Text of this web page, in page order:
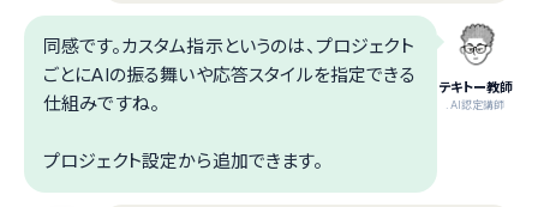
テキトー教師
.AI認定講師
同感です。カスタム指示というのは、プロジェクト
ごとにAIの振る舞いや応答スタイルを指定できる
仕組みですね。
プロジェクト設定から追加できます。